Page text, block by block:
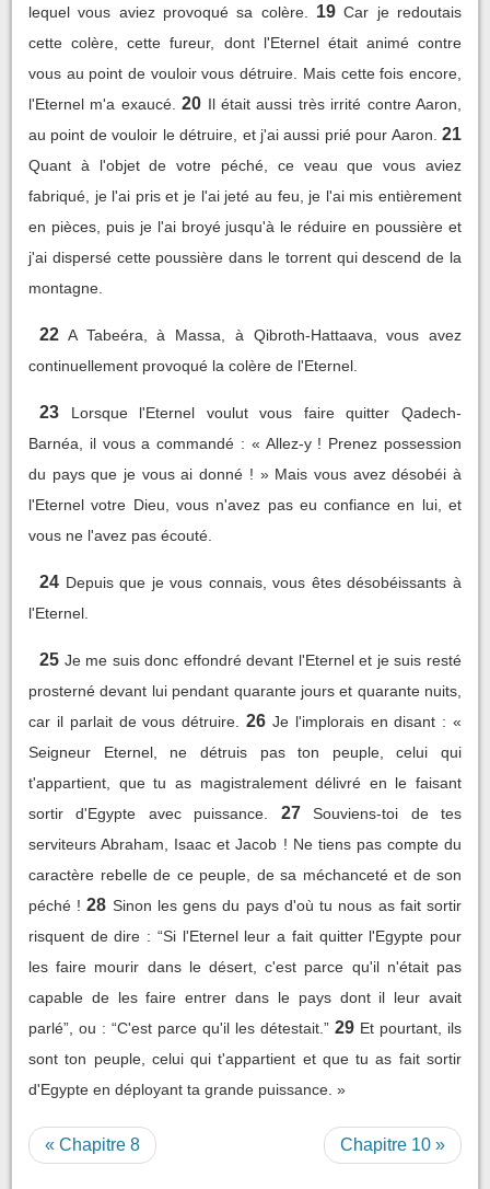
lequel vous aviez provoqué sa colère.
19 Car je redoutais
cette colère, cette fureur, dont l'Eternel était animé contre
vous au point de vouloir vous détruire. Mais cette fois encore,
l'Eternel m'a exaucé. 20 Il était aussi très irrité contre Aaron,
au point de vouloir le détruire, et j'ai aussi prié pour Aaron. 21
Quant à l'objet de votre péché, ce veau que vous aviez
fabriqué, je l'ai pris et je l'ai jeté au feu, je l'ai mis entièrement
en pièces, puis je l'ai broyé jusqu'à le réduire en poussière et
j'ai dispersé cette poussière dans le torrent qui descend de la
montagne.
22 A Tabeéra, à Massa, à Qibroth-Hattaava, vous avez
continuellement provoqué la colère de l'Eternel.
23
Lorsque l'Eternel voulut vous faire quitter Qadech-
Barnéa, il vous a commandé : « Allez-y ! Prenez possession
du pays que je vous ai donné ! » Mais vous avez désobéi à
l'Eternel votre Dieu, vous n'avez pas eu confiance en lui, et
vous ne l'avez pas écouté.
24 Depuis que je vous connais, vous êtes désobéissants à
l'Eternel.
25 Je me suis donc effondré devant l'Eternel et je suis resté
prosterné devant lui pendant quarante jours et quarante nuits,
car il parlait de vous détruire.
26 Je l'implorais en disant : «
Seigneur Eternel, ne détruis pas ton peuple, celui qui
t'appartient, que tu as magistralement délivré en le faisant
sortir d'Egypte avec puissance.
27
Souviens-toi de tes
serviteurs Abraham, Isaac et Jacob ! Ne tiens pas compte du
caractère rebelle de ce peuple, de sa méchanceté et de son
péché ! 28 Sinon les gens du pays d'où tu nous as fait sortir
risquent de dire : “Si l'Eternel leur a fait quitter l'Egypte pour
les faire mourir dans le désert, c'est parce qu'il n'était pas
capable de les faire entrer dans le pays dont il leur avait
parlé”, ou : “C'est parce qu'il les détestait.” 29 Et pourtant, ils
sont ton peuple, celui qui t'appartient et que tu as fait sortir
d'Egypte en déployant ta grande puissance. »
« Chapitre 8 Chapitre 10 »